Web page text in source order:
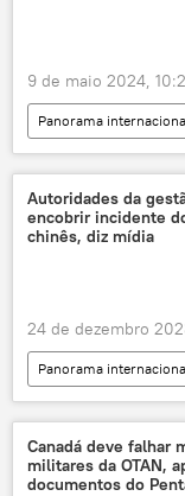
9 de maio 2024,
Panorama
sistema de defesa
ataque aéreo
Israel
Autoridades da
encobrir incidente
chinês, diz mídia
24 de dezembro
Panorama
China
balão
Mark Milley
Canadá deve falhar
militares da OTAN,
documentos do